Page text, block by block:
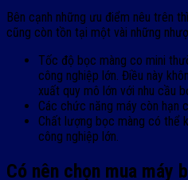
Bên cạnh những ưu điểm nêu trên
cũng còn tồn tại một vài những
Tốc độ bọc màng co mini
công nghiệp lớn. Điều này
xuất quy mô lớn với nhu cầu
Các chức năng máy còn hạn
Chất lượng bọc màng có thể
công nghiệp lớn.
Có nên chọn mua máy